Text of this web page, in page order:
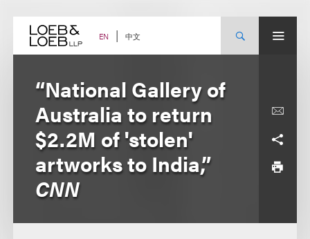
content EN 中文
“National Gallery of
Australia to return
$2.2M of 'stolen'
artworks to India,”
CNN